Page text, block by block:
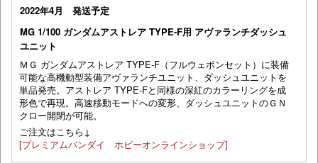
2022年4月 発送予定
MG 1/100 ガンダムアストレア TYPE-F用 アヴァランチダッシュ
ユニット
ＭＧ ガンダムアストレア TYPE-F（フルウェポンセット）に装備
可能な高機動型装備アヴァランチユニット、ダッシュユニットを
単品発売。アストレア TYPE-Fと同様の深紅のカラーリングを成
形色で再現。高速移動モードへの変形、ダッシュユニットのＧＮ
クロー開閉が可能。
ご注文はこちら↓
[プレミアムバンダイ ホビーオンラインショップ]